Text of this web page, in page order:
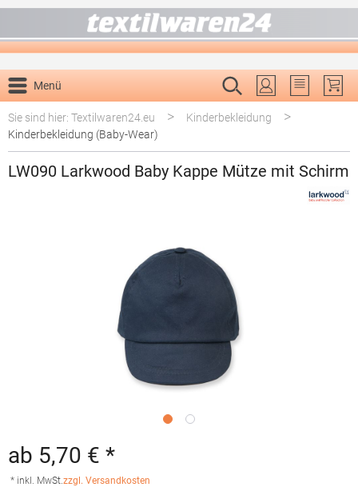
Menü
Du hast 0
Sie sind hier: Textilwaren24.eu
> Kinderbekleidung >
Kinderbekleidung (Baby-Wear)
LW090 Larkwood Baby Kappe Mütze mit Schirm
ab 5,70 € *
* inkl. MwSt.zzgl. Versandkosten